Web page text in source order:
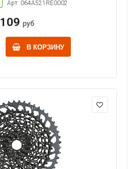
Арт: 064A521RE0002
109 руб
В КОРЗИНУ